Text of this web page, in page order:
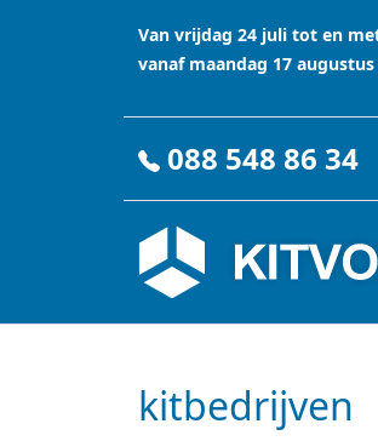
Van vrijdag 24 juli tot en
vanaf maandag 17
088 548 86 34
kitbedrijven